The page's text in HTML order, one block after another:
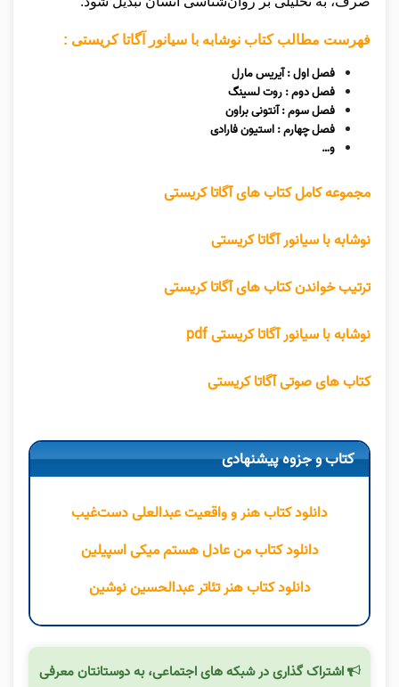
فهرست مطالب کتاب نوشابه با سیانور آگاتا کریستی :
فصل اول : آیریس مارل
فصل دوم : روت لسینگ
فصل سوم : آنتونی براون
فصل چهارم : استیون فارادی
و…
مجموعه کامل کتاب های آگاتا کریستی
نوشابه با سیانور آگاتا کریستی
ترتیب خواندن کتاب های آگاتا کریستی
نوشابه با سیانور آگاتا کریستی pdf
کتاب های صوتی آگاتا کریستی
کتاب و جزوه پیشنهادی
دانلود کتاب هنر و واقعیت عبدالعلی دست‌غیب
دانلود کتاب من عادل هستم میکی اسپیلین
دانلود کتاب هنر تئاتر عبدالحسین نوشین
اشتراک گذاری در شبکه های اجتماعی، به دوستانتان معرفی